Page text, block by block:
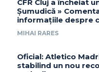
CFR Cluj a încheiat
Șumudică »
informațiile despre
MIHAI RARES
Oficial: Atletico
stabilind un nou